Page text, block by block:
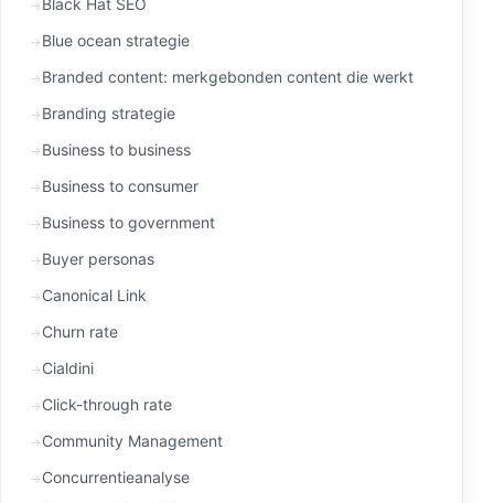
Black Hat SEO
Blue ocean strategie
Branded content: merkgebonden content die werkt
Branding strategie
Business to business
Business to consumer
Business to government
Buyer personas
Canonical Link
Churn rate
Cialdini
Click-through rate
Community Management
Concurrentieanalyse